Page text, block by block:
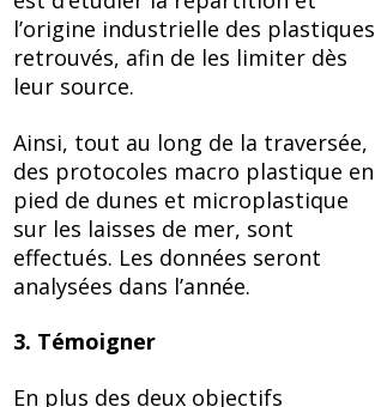
l’origine industrielle des plastiques
retrouvés, afin de les limiter dès
leur source.
Ainsi, tout au long de la traversée,
des protocoles macro plastique en
pied de dunes et microplastique
sur les laisses de mer, sont
effectués. Les données seront
analysées dans l’année.
3. Témoigner
En plus des deux objectifs